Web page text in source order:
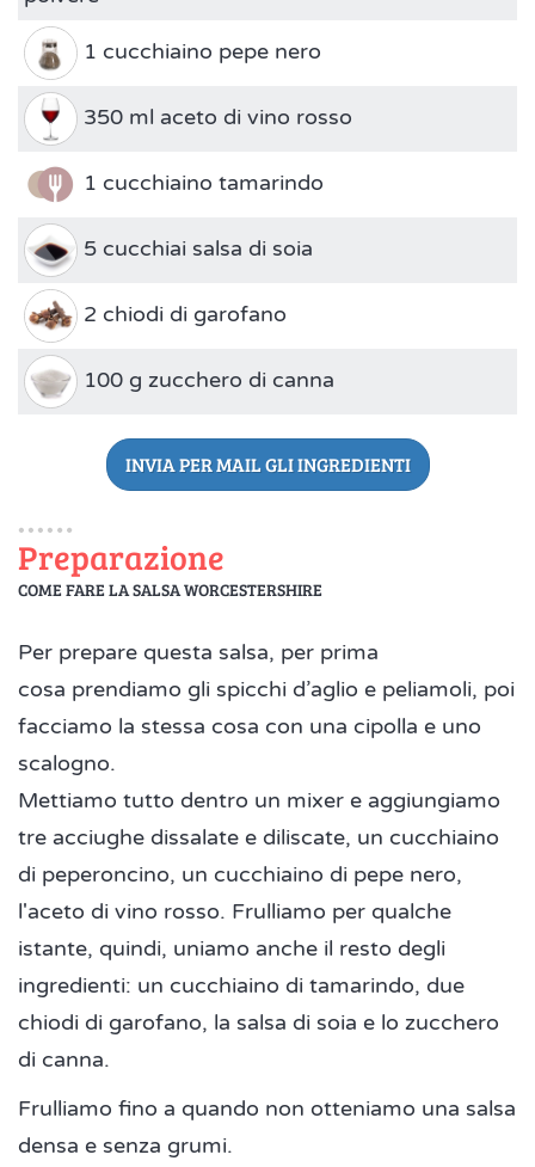
1 cucchiaino pepe nero
350 ml aceto di vino rosso
1 cucchiaino tamarindo
5 cucchiai salsa di soia
2 chiodi di garofano
100 g zucchero di canna
INVIA PER MAIL GLI INGREDIENTI
Preparazione
COME FARE LA SALSA WORCESTERSHIRE
Per prepare questa salsa, per prima
cosa prendiamo gli spicchi d’aglio e peliamoli, poi
facciamo la stessa cosa con una cipolla e uno
scalogno.
Mettiamo tutto dentro un mixer e aggiungiamo
tre acciughe dissalate e diliscate, un cucchiaino
di peperoncino, un cucchiaino di pepe nero,
l'aceto di vino rosso. Frulliamo per qualche
istante, quindi, uniamo anche il resto degli
ingredienti: un cucchiaino di tamarindo, due
chiodi di garofano, la salsa di soia e lo zucchero
di canna.
Frulliamo fino a quando non otteniamo una salsa
densa e senza grumi.